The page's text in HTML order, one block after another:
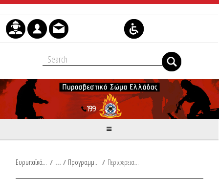
Skip to Content
Ευρωπαϊκά & Αναπτυξιακά Προγράμματα / Προγραμματική Περίοδος 2014-2020 / Περιφερειακά Επιχειρησιακά Προγράμματα 2014-2020